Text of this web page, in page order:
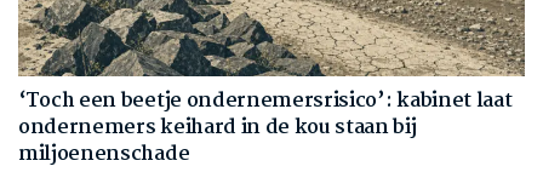
‘Toch een beetje ondernemersrisico’: kabinet laat
ondernemers keihard in de kou staan bij
miljoenenschade